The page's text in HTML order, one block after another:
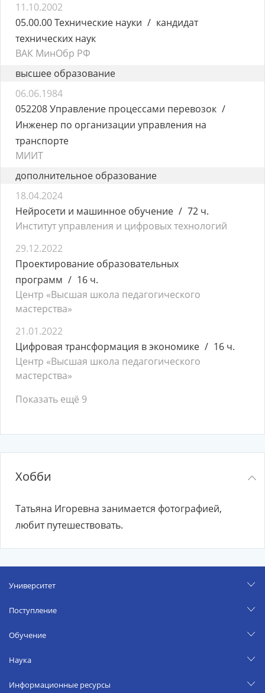
11.10.2002
05.00.00 Технические науки
кандидат
технических наук
ВАК МинОбр РФ
высшее образование
06.06.1984
052208 Управление процессами перевозок
Инженер по организации управления на
транспорте
МИИТ
дополнительное образование
18.04.2024
Нейросети и машинное обучение
72 ч.
Институт управления и цифровых технологий
29.12.2022
Проектирование образовательных
программ
16 ч.
Центр «Высшая школа педагогического
мастерства»
21.01.2022
Цифровая трансформация в экономике
16 ч.
Центр «Высшая школа педагогического
мастерства»
Показать ещё 9
Хобби
Татьяна Игоревна занимается фотографией,
любит путешествовать.
Университет
Поступление
Обучение
Наука
Информационные ресурсы